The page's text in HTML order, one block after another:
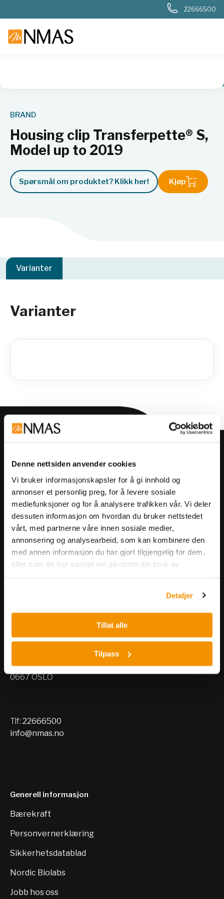
Denne nettsiden anvender cookies
Vi bruker informasjonskapsler for å gi innhold og
annonser et personlig preg, for å levere sosiale
mediefunksjoner og for å analysere trafikken vår. Vi deler
dessuten informasjon om hvordan du bruker nettstedet
vårt, med partnerne våre innen sosiale medier,
annonsering og analysearbeid, som kan kombinere den
med annen informasjon du har gjort tilgjengelig for dem,
eller som de har samlet inn gjennom din bruk av
Detaljer
Tillat alle
Tilpass
22666500
Housing clip
BRAND
Housing clip Transferpette® S,
Model up to 2019
Spørsmål om produktet? Klikk her! Kjøp
Varianter
Varianter
Få informasjon om produkter,
arrangementer og kampanjer.
Meld på nyhetsbrev
Besøksadresse:
0667 OSLO
Nils Hansens vei 10
0667 OSLO
Tlf: 22666500
info@nmas.no
Generell informasjon
Bærekraft
Personvernerklæring
Sikkerhetsdatablad
Nordic Biolabs
Jobb hos oss